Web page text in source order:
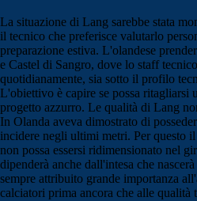
La situazione di Lang sarebbe stata
il tecnico che preferisce valutarlo
preparazione estiva. L'olandese
e Castel di Sangro, dove lo staff
quotidianamente, sia sotto il profilo
L'obiettivo è capire se possa ritagliarsi
progetto azzurro. Le qualità di Lang
In Olanda aveva dimostrato di
incidere negli ultimi metri. Per questo il
non possa essersi ridimensionato nel
dipenderà anche dall'intesa che
sempre attribuito grande importanza
calciatori prima ancora che alle qualità